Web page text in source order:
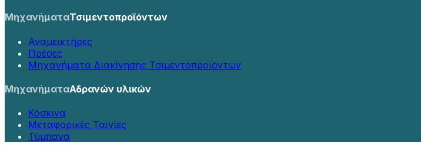
ΜηχανήματαΤσιμεντοπροϊόντων
Αναμεικτήρες
Πρέσες
Μηχανήματα Διακίνησης Τσιμεντοπροϊόντων
ΜηχανήματαΑδρανών υλικών
Κόσκινα
Μεταφορικές Ταινίες
Τύμπανα